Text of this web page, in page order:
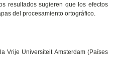
resultados sugieren que los efectos
del procesamiento ortográfico.
Vrije Universiteit Amsterdam (Países